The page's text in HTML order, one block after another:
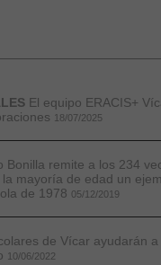
El equipo ERACIS+
18/07/2025
Bonilla remite a los 234
mayoría de edad un
de 1978 05/12/2019
de Vícar ayudarán
10/06/2022